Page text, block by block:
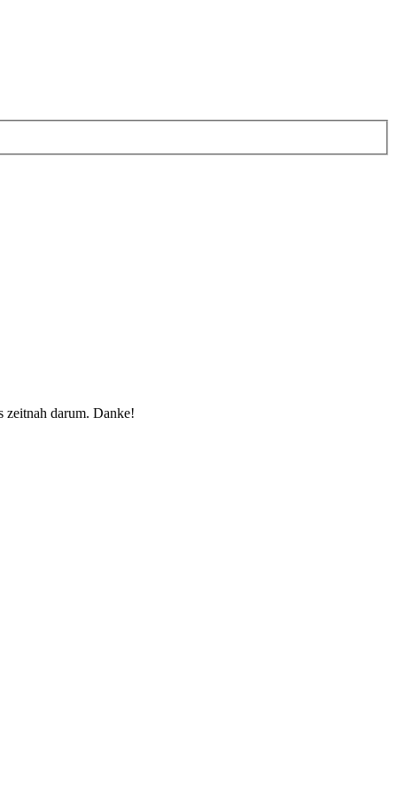
zeitnah darum. Danke!